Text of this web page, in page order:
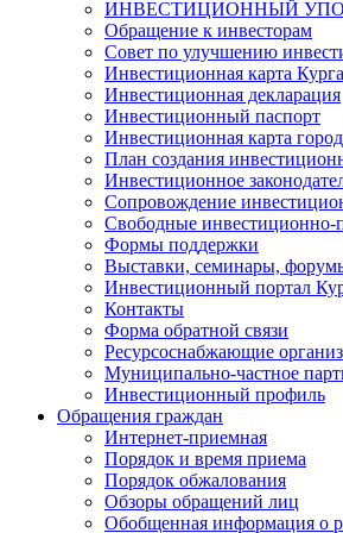
ИНВЕСТИЦИОННЫЙ
Обращение к инвесторам
Совет по улучшению
Инвестиционная карта
Инвестиционная декларация
Инвестиционный паспорт
Инвестиционная карта
План создания
Инвестиционное
Сопровождение
Свободные инвестиционно-
Формы поддержки
Выставки, семинары,
Инвестиционный портал
Контакты
Форма обратной связи
Ресурсоснабжающие
Муниципально-частное
Инвестиционный профиль
Обращения граждан
Интернет-приемная
Порядок и время приема
Порядок обжалования
Обзоры обращений лиц
Обобщенная информация о